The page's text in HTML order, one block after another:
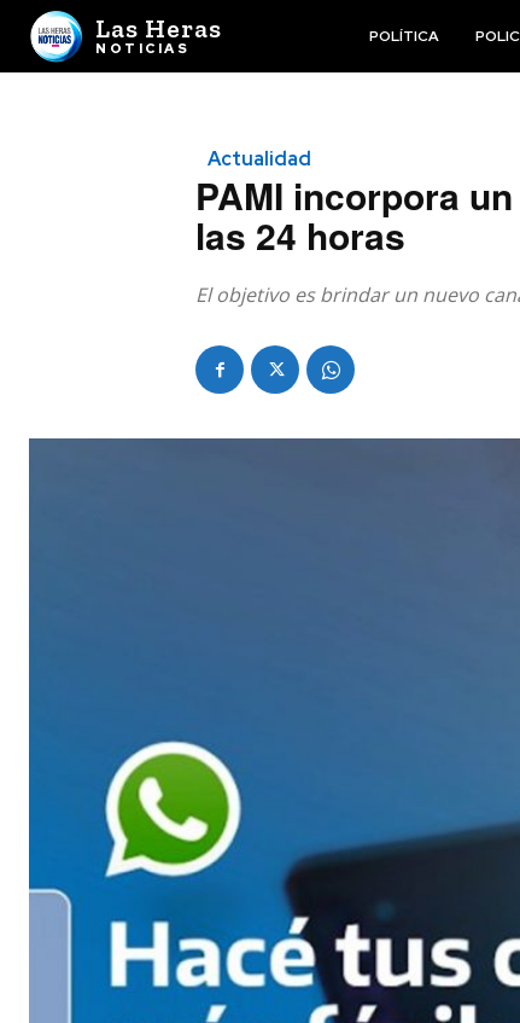
Las Heras
NOTICIAS
POLÍTICA
Actualidad
PAMI incorpora
las 24 horas
El objetivo es brindar un nuevo